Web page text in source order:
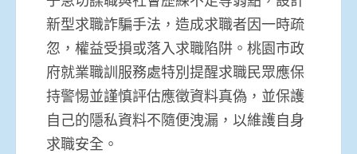
新型求職詐騙手法，造成求職者因一時疏
忽，權益受損或落入求職陷阱。桃園市政
府就業職訓服務處特別提醒求職民眾應保
持警惕並謹慎評估應徵資料真偽，並保護
自己的隱私資料不隨便洩漏，以維護自身
求職安全。